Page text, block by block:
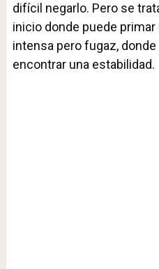
difícil negarlo. Pero se
inicio donde puede
intensa pero fugaz,
encontrar una estabilidad.